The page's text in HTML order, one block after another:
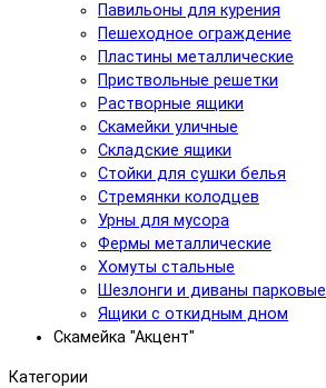
Павильоны для курения
Пешеходное ограждение
Пластины металлические
Приствольные решетки
Растворные ящики
Скамейки уличные
Складские ящики
Стойки для сушки белья
Стремянки колодцев
Урны для мусора
Фермы металлические
Хомуты стальные
Шезлонги и диваны парковые
Ящики с откидным дном
Скамейка "Акцент"
Категории